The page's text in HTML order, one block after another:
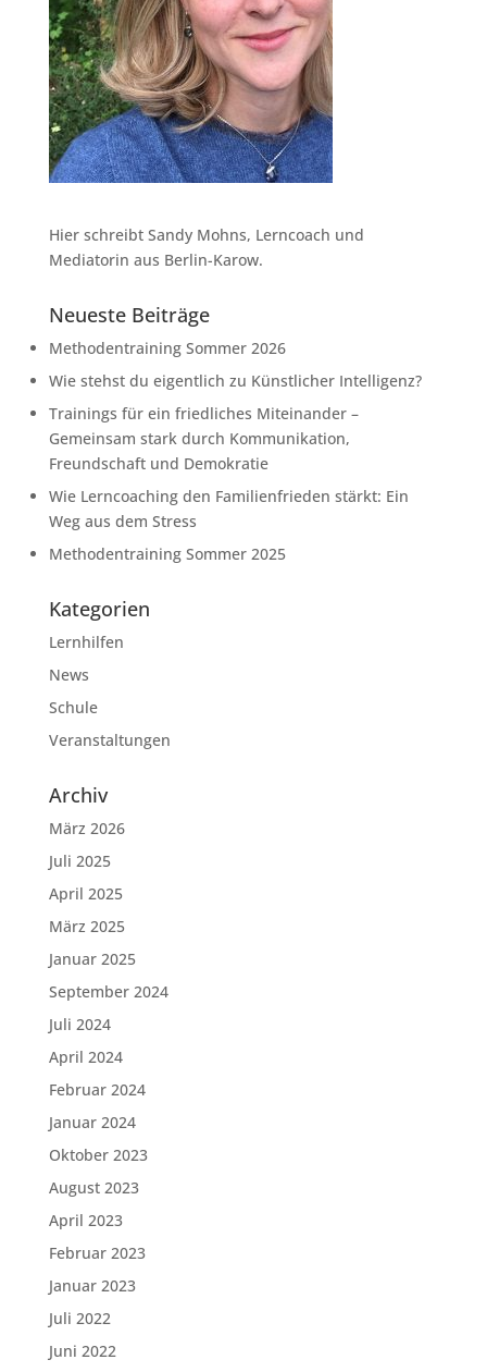
Hier schreibt Sandy Mohns, Lerncoach und
Mediatorin aus Berlin-Karow.
Neueste Beiträge
Methodentraining Sommer 2026
Wie stehst du eigentlich zu Künstlicher Intelligenz?
Trainings für ein friedliches Miteinander –
Gemeinsam stark durch Kommunikation,
Freundschaft und Demokratie
Wie Lerncoaching den Familienfrieden stärkt: Ein
Weg aus dem Stress
Methodentraining Sommer 2025
Kategorien
Lernhilfen
News
Schule
Veranstaltungen
Archiv
März 2026
Juli 2025
April 2025
März 2025
Januar 2025
September 2024
Juli 2024
April 2024
Februar 2024
Januar 2024
Oktober 2023
August 2023
April 2023
Februar 2023
Januar 2023
Juli 2022
Juni 2022